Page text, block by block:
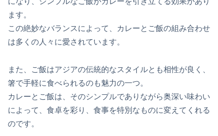
ます。
この絶妙なバランスによって、カレーとご飯の組み合わせ
は多くの人々に愛されています。
また、ご飯はアジアの伝統的なスタイルとも相性が良く、
箸で手軽に食べられるのも魅力の一つ。
カレーとご飯は、そのシンプルでありながら奥深い味わい
によって、食卓を彩り、食事を特別なものに変えてくれる
のです。